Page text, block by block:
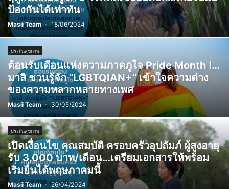
ป้องกันได้เท่าทัน
Masii Team - 18/06/2024
ประกันสุขภาพ
ต้อนรับเดือนแห่งความภาคภูใจ Pride Month !…
มาสิ ชวนรู้จัก “LGBTQIAN+” เข้าใจความต่าง
ของความหลากหลายทางเพศ
Masii Team - 30/05/2024
ประกันสุขภาพ
เปิดเงื่อนไข คุณสมบัติ ครอบครัวอุปถัมภ์ ผู้สูงอายุ
รับ 3,000 บาท/เดือน…เตรียมเอกสารให้พร้อม
เริ่มยื่นได้พฤษภาคมนี้
Masii Team - 26/04/2024